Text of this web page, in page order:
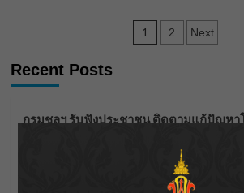
Posts
1 2 Next
Recent Posts
กรมชลฯ รับฟังประชาชน ติดตามแก้ปัญหา
‘แมน การิน’ แชร์ความเชื่อชวนคิด! “อยาก
ลาโลกนี้ ให้ใส่บาตรสิ่งนั้นไว้ตอนยังมีชีวิต”